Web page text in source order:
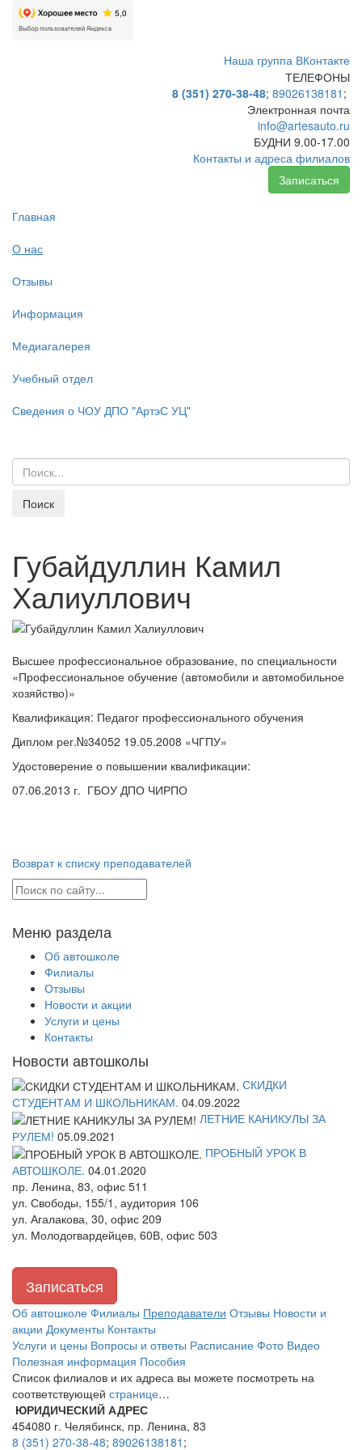
Наша группа ВКонтакте
ТЕЛЕФОНЫ
8 (351) 270-38-48; 89026138181 ;
Электронная почта
info@artesauto.ru
БУДНИ 9.00-17.00
Контакты и адреса филиалов
Записаться
Главная
О нас
Отзывы
Информация
Медиагалерея
Учебный отдел
Сведения о ЧОУ ДПО "АртэС УЦ"
Губайдуллин Камил
Халиуллович
Высшее профессиональное образование, по специальности
«Профессиональное обучение (автомобили и автомобильное
хозяйство)»
Квалификация: Педагог профессионального обучения
Диплом рег.№34052 19.05.2008 «ЧГПУ»
Удостоверение о повышении квалификации:
07.06.2013 г. ГБОУ ДПО ЧИРПО
Возврат к списку преподавателей
Меню раздела
Об автошколе
Филиалы
Отзывы
Новости и акции
Услуги и цены
Контакты
Новости автошколы
СКИДКИ
СТУДЕНТАМ И ШКОЛЬНИКАМ. 04.09.2022
ЛЕТНИЕ КАНИКУЛЫ ЗА
РУЛЕМ! 05.09.2021
ПРОБНЫЙ УРОК В
АВТОШКОЛЕ. 04.01.2020
пр. Ленина, 83, офис 511
ул. Свободы, 155/1, аудитория 106
ул. Агалакова, 30, офис 209
ул. Молодогвардейцев, 60В, офис 503
Записаться
Об автошколе Филиалы Преподаватели Отзывы Новости и
акции Документы Контакты
Услуги и цены Вопросы и ответы Расписание Фото Видео
Полезная информация Пособия
Список филиалов и их адреса вы можете посмотреть на
соответствующей странице…
ЮРИДИЧЕСКИЙ АДРЕС
454080 г. Челябинск, пр. Ленина, 83
8 (351) 270-38-48; 89026138181 ;